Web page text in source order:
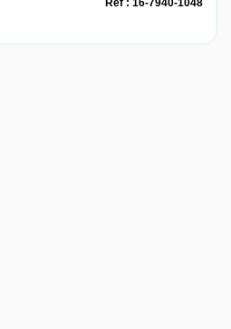
Ref : 16-7940-1048